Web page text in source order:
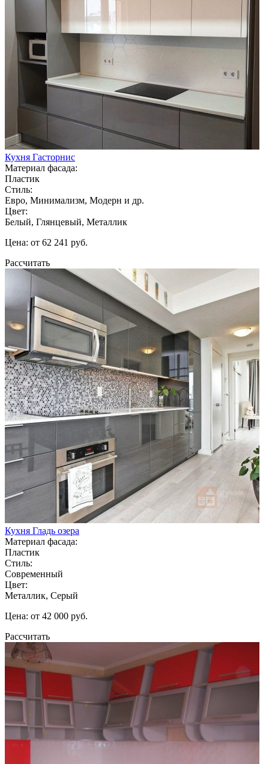
Кухня Гасторнис
Материал фасада:
Пластик
Стиль:
Евро, Минимализм, Модерн и др.
Цвет:
Белый, Глянцевый, Металлик
Цена: от 62 241 руб.
Рассчитать
Кухня Гладь озера
Материал фасада:
Пластик
Стиль:
Современный
Цвет:
Металлик, Серый
Цена: от 42 000 руб.
Рассчитать